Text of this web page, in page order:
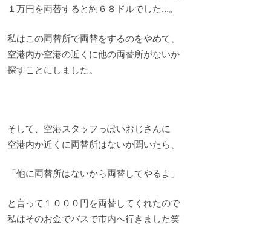
１万円を両替すると約６８ドルでした…。
私はこの両替所で両替をするのをやめて、
空港内か空港の近くに他の両替所がないか
探すことにしました。
そして、空港スタッフっぽいおじさんに
空港内か近くに両替所はないか聞いたら、
「他に両替所はないから両替してやるよ」
と言って１０００円を両替してくれたので
私はそのお金でバスで市内へ行きました笑